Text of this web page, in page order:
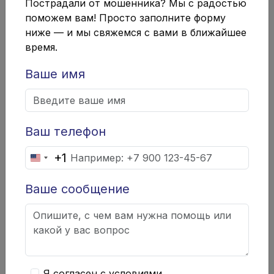
Личные интересы и предпочтения:
Это помогает мошенникам создавать
персонализированные сообщения,
которые кажутся более
убедительными.
Социальные связи
общается жертва, мошенники могут
подделывать сообщения от имени
друзей или коллег.
2. Использование социального
инжиниринга
основанный на манипуляции людьми. Мошенники
Пострадали от мошенника? Мы с радостью
поможем вам! Просто заполните форму
ниже — и мы свяжемся с вами в ближайшее
время.
Ваше имя
Ваш телефон
United
States
+1
+1
Ваше сообщение